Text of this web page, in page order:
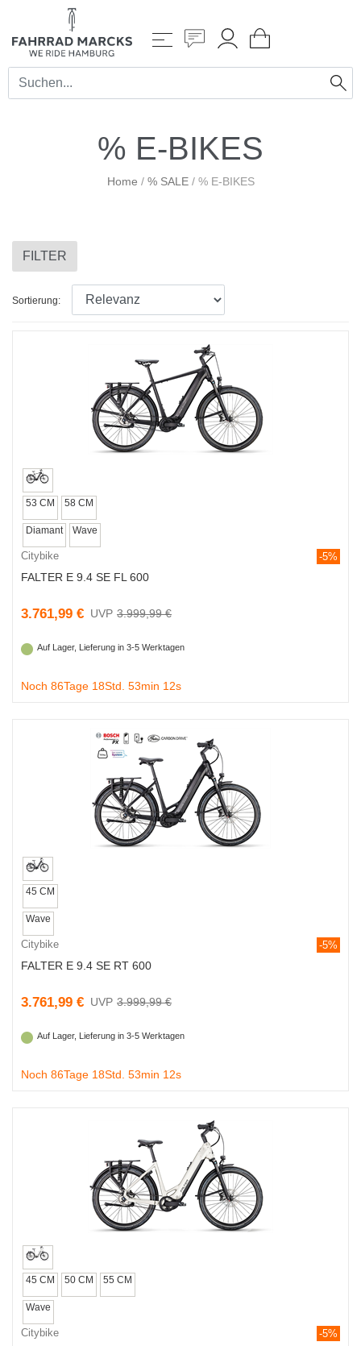
% E-BIKES
Home / % SALE/ % E-BIKES
FILTER
Sortierung:
53 CM 58 CM
Diamant Wave
Citybike -5%
FALTER E 9.4 SE FL 600
3.761,99 € 3.999,99 €
Auf Lager, Lieferung in 3-5 Werktagen
Noch 86Tage 18Std. 53min 11s
45 CM
Wave
Citybike -5%
FALTER E 9.4 SE RT 600
3.761,99 € 3.999,99 €
Auf Lager, Lieferung in 3-5 Werktagen
Noch 86Tage 18Std. 53min 11s
45 CM 50 CM 55 CM
Wave
Citybike -5%